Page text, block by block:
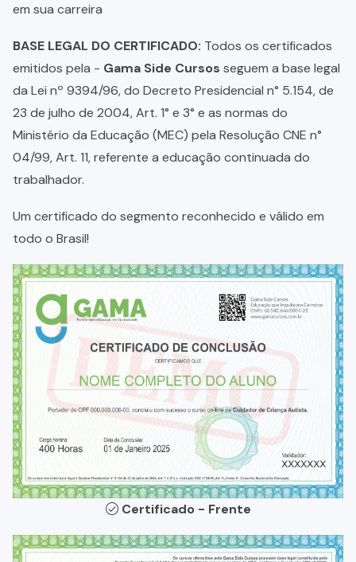
em sua carreira
BASE LEGAL DO CERTIFICADO: Todos os certificados
emitidos pela - Gama Side Cursos seguem a base legal
da Lei nº 9394/96, do Decreto Presidencial n° 5.154, de
23 de julho de 2004, Art. 1° e 3° e as normas do
Ministério da Educação (MEC) pela Resolução CNE n°
04/99, Art. 11, referente a educação continuada do
trabalhador.
Um certificado do segmento reconhecido e válido em
todo o Brasil!
Certificado - Frente